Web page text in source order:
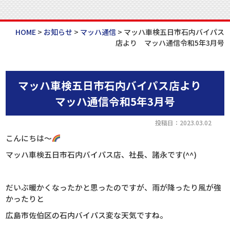
HOME> お知らせ > マッハ通信 > マッハ車検五日市石内バイパス
店より マッハ通信令和5年3月号
マッハ車検五日市石内バイパス店より
マッハ通信令和5年3月号
投稿日：2023.03.02
こんにちは～
マッハ車検五日市石内バイパス店、社長、諸永です(^^)
だいぶ暖かくなったかと思ったのですが、雨が降ったり風が強
かったりと
広島市佐伯区の石内バイパス変な天気ですね。